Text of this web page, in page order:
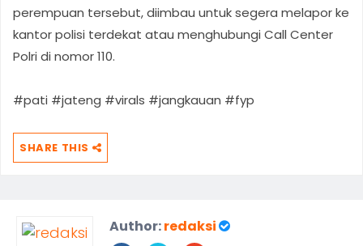
perempuan tersebut, diimbau untuk segera melapor ke
kantor polisi terdekat atau menghubungi Call Center
Polri di nomor 110.
#pati #jateng #virals #jangkauan #fyp
SHARE THIS
Author:redaksi